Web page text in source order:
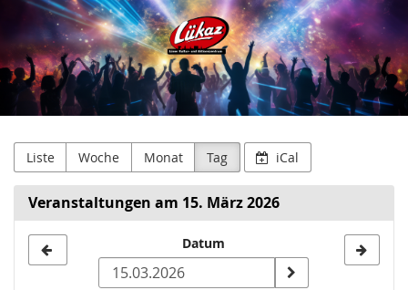
Haupt-
Inhalt
springen
Lükaz
-
Lüner
Kultur-
und
Aktionszentrum
Liste Woche Monat Tag iCal
Veranstaltungen am 15. März 2026
zur
Datum